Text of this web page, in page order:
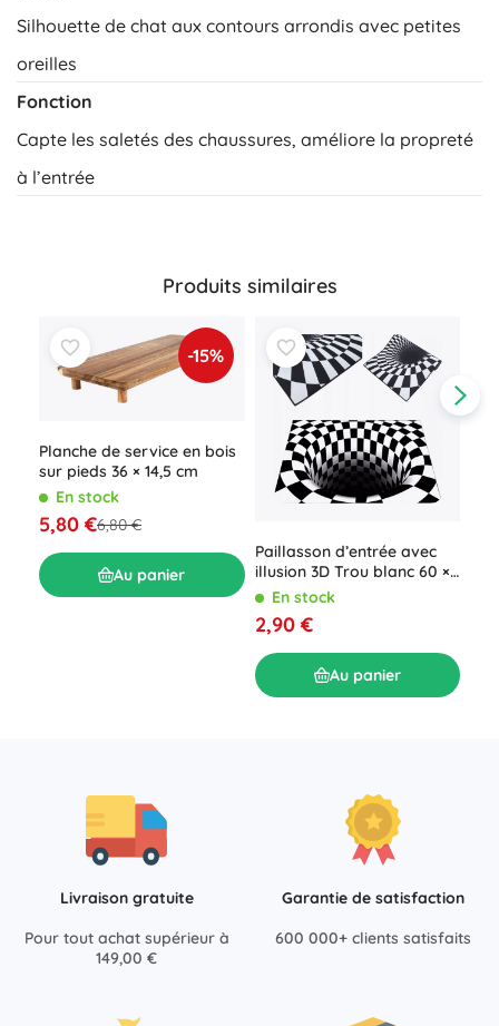
Silhouette de chat aux contours arrondis avec petites
oreilles
Fonction
Capte les saletés des chaussures, améliore la propreté
à l’entrée
Produits similaires
-15%
Planche de service en bois
sur pieds 36 × 14,5 cm
En stock
5,80 €6,80 €
Au panier
Paillasson d’entrée avec
illusion 3D Trou blanc 60 ×
40 cm
En stock
2,90 €
Au panier
Livraison gratuite
Pour tout achat supérieur à
149,00 €
Garantie de satisfaction
600 000+ clients satisfaits